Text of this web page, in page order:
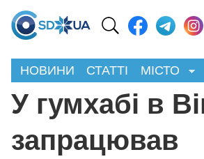
НОВИНИ СТАТТІ МІСТО
У гумхабі в
запрацював